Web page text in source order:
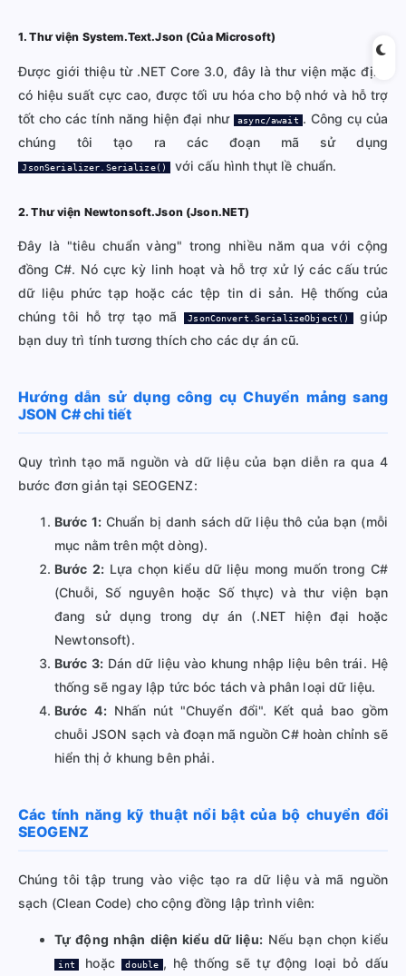
1. Thư viện System.Text.Json (Của Microsoft)
Được giới thiệu từ .NET Core 3.0, đây là thư viện mặc định
có hiệu suất cực cao, được tối ưu hóa cho bộ nhớ và hỗ trợ
tốt cho các tính năng hiện đại như
async/await . Công cụ của
chúng tôi tạo ra các đoạn mã sử dụng
JsonSerializer.Serialize() với cấu hình thụt lề chuẩn.
2. Thư viện Newtonsoft.Json (Json.NET)
Đây là "tiêu chuẩn vàng" trong nhiều năm qua với cộng
đồng C#. Nó cực kỳ linh hoạt và hỗ trợ xử lý các cấu trúc
dữ liệu phức tạp hoặc các tệp tin di sản. Hệ thống của
chúng tôi hỗ trợ tạo mã
JsonConvert.SerializeObject()
giúp
bạn duy trì tính tương thích cho các dự án cũ.
Hướng dẫn sử dụng công cụ Chuyển mảng sang
JSON C# chi tiết
Quy trình tạo mã nguồn và dữ liệu của bạn diễn ra qua 4
bước đơn giản tại SEOGENZ:
Bước 1:Chuẩn bị danh sách dữ liệu thô của bạn (mỗi
mục nằm trên một dòng).
Bước 2:Lựa chọn kiểu dữ liệu mong muốn trong C#
(Chuỗi, Số nguyên hoặc Số thực) và thư viện bạn
đang sử dụng trong dự án (.NET hiện đại hoặc
Newtonsoft).
Bước 3:Dán dữ liệu vào khung nhập liệu bên trái. Hệ
thống sẽ ngay lập tức bóc tách và phân loại dữ liệu.
Bước 4:Nhấn nút "Chuyển đổi". Kết quả bao gồm
chuỗi JSON sạch và đoạn mã nguồn C# hoàn chỉnh sẽ
hiển thị ở khung bên phải.
Các tính năng kỹ thuật nổi bật của bộ chuyển đổi
SEOGENZ
Chúng tôi tập trung vào việc tạo ra dữ liệu và mã nguồn
sạch (Clean Code) cho cộng đồng lập trình viên:
Tự động nhận diện kiểu dữ liệu:Nếu bạn chọn kiểu
int hoặc double , hệ thống sẽ tự động loại bỏ dấu